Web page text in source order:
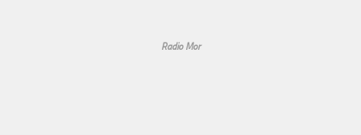
Radio Mor